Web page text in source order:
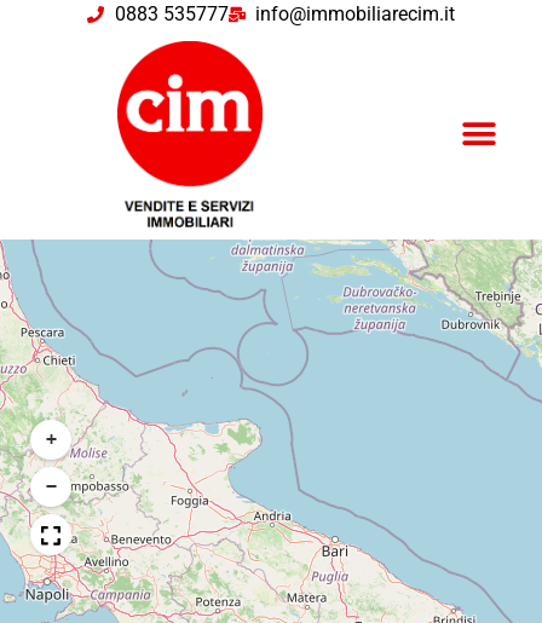
0883 535777 info@immobiliarecim.it
+
−